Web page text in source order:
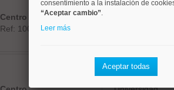
Centro
Ref: 10008831
consentimiento a la instalación de
“Aceptar cambio”.
Leer más
Aceptar todas